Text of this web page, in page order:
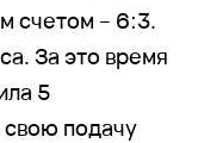
счетом – 6:3.
За это время
5
свою подачу